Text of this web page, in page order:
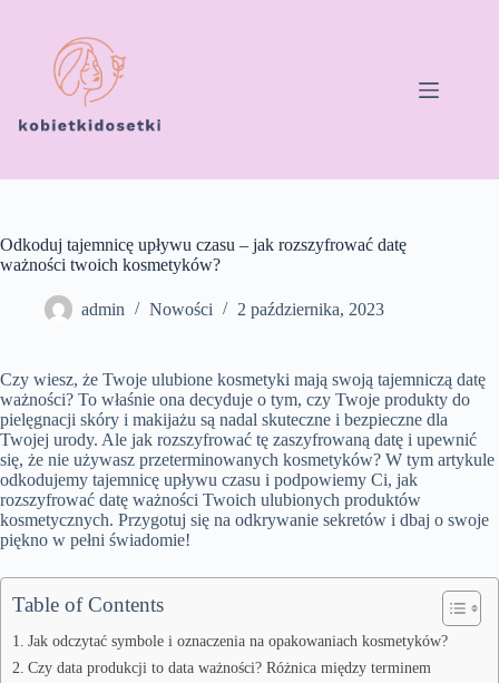
Odkoduj tajemnicę upływu czasu – jak rozszyfrować datę
ważności twoich kosmetyków?
admin Nowości 2 października, 2023
Czy wiesz, że Twoje ulubione kosmetyki mają swoją tajemniczą datę
ważności? To właśnie ona decyduje o tym, czy Twoje produkty do
pielęgnacji skóry i makijażu są nadal skuteczne i bezpieczne dla
Twojej urody. Ale jak rozszyfrować tę zaszyfrowaną datę i upewnić
się, że nie używasz przeterminowanych kosmetyków? W tym artykule
odkodujemy tajemnicę upływu czasu i podpowiemy Ci, jak
rozszyfrować datę ważności Twoich ulubionych produktów
kosmetycznych. Przygotuj się na odkrywanie sekretów i dbaj o swoje
piękno w pełni świadomie!
Table of Contents
Jak odczytać symbole i oznaczenia na opakowaniach kosmetyków?
Czy data produkcji to data ważności? Różnica między terminem